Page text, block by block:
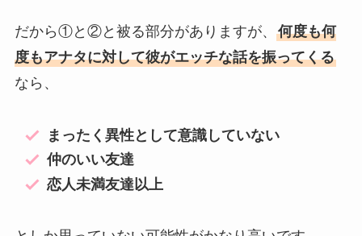
だから①と②と被る部分がありますが、 何度も何
度もアナタに対して彼がエッチな話を振ってくる
なら、
まったく異性として意識していない
仲のいい友達
恋人未満友達以上